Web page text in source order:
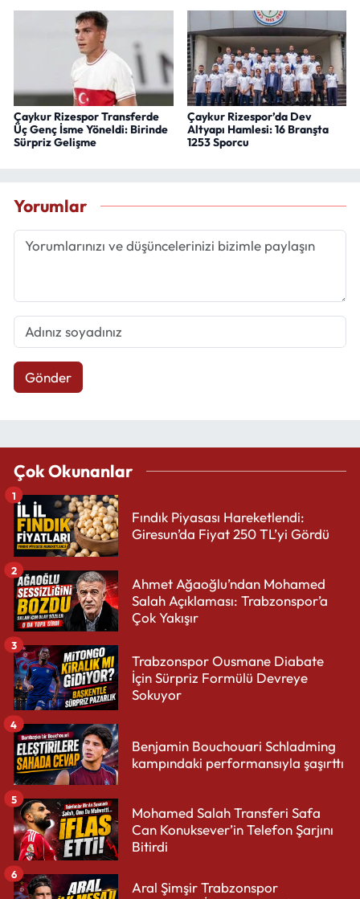
Çaykur Rizespor Transferde
Üç Genç İsme Yöneldi: Birinde
Sürpriz Gelişme
Çaykur Rizespor’da Dev
Altyapı Hamlesi: 16 Branşta
1253 Sporcu
Yorumlar
Gönder
Çok Okunanlar
Fındık Piyasası Hareketlendi:
Giresun’da Fiyat 250 TL’yi Gördü
1
Ahmet Ağaoğlu’ndan Mohamed
Salah Açıklaması: Trabzonspor’a
Çok Yakışır
2
Trabzonspor Ousmane Diabate
İçin Sürpriz Formülü Devreye
Sokuyor
3
Benjamin Bouchouari Schladming
kampındaki performansıyla şaşırttı
4
Mohamed Salah Transferi Safa
Can Konuksever’in Telefon Şarjını
Bitirdi
5
Aral Şimşir Trabzonspor
6